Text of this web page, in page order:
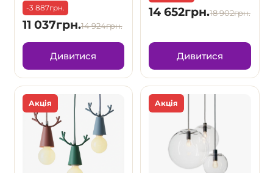
-3 887грн.
11 037грн.14 924грн.
Дивитися
14 652грн.18 902грн.
Дивитися
Акція Акція